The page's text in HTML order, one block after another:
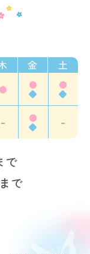
金 土
●
●
◆
●
◆
－
●
◆
－
で
で